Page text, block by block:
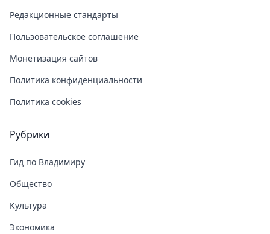
Редакционные стандарты
Пользовательское соглашение
Монетизация сайтов
Политика конфиденциальности
Политика cookies
Рубрики
Гид по Владимиру
Общество
Культура
Экономика